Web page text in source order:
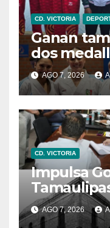
CD. VICTORIA
Ganan
dos
los Juegos
Caribe
AGO 7, 2026
CD. VICTORIA
Impulsa
del
Argüelles
AGO 7, 2026